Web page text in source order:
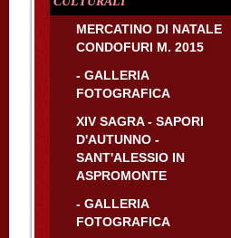
MERCATINO DI NATALE
CONDOFURI M. 2015
- GALLERIA
FOTOGRAFICA
XIV SAGRA - SAPORI
D'AUTUNNO -
SANT'ALESSIO IN
ASPROMONTE
- GALLERIA
FOTOGRAFICA